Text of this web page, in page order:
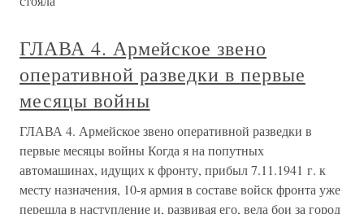
ГЛАВА 4. Армейское звено
оперативной разведки в первые
месяцы войны
ГЛАВА 4. Армейское звено оперативной разведки в
первые месяцы войны Когда я на попутных
автомашинах, идущих к фронту, прибыл 7.11.1941 г. к
месту назначения, 10-я армия в составе войск фронта уже
перешла в наступление и, развивая его, вела бои за город